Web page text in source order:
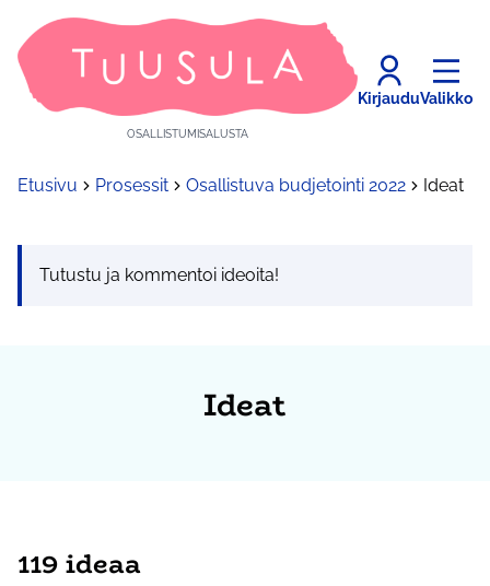
OSALLISTUMISALUSTA
KirjauduValikko
Etusivu Prosessit Osallistuva budjetointi 2022 Ideat
Tutustu ja kommentoi ideoita!
Ideat
119 ideaa